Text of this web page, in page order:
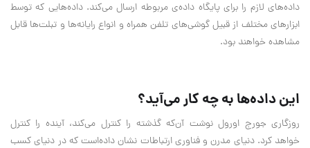
داده‌های لازم را برای پایگاه داده‌‌ی مربوطه ارسال می‌کند. داده‌هایی که توسط
ابزارهای مختلف از قبیل گوشی‌های تلفن همراه و انواع رایانه‌ها و تبلت‌ها قابل
مشاهده خواهند بود.
این داده‌ها به چه کار می‌آید؟
روزگاری جورج اورول نوشت آن‌که گذشته را کنترل می‌کند، آینده را کنترل
خواهد کرد. دنیای مدرن و فناوری ارتباطات نشان داده‌است که در دنیای کسب